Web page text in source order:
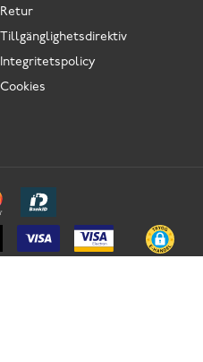
Retur
Tillgänglighetsdirektiv
Integritetspolicy
Cookies